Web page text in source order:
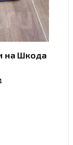
на Шкода